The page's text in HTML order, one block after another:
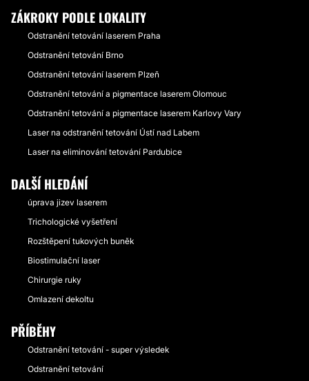
ZÁKROKY PODLE LOKALITY
Odstranění tetování laserem Praha
Odstranění tetování Brno
Odstranění tetování laserem Plzeň
Odstranění tetování a pigmentace laserem Olomouc
Odstranění tetování a pigmentace laserem Karlovy Vary
Laser na odstranění tetování Ústí nad Labem
Laser na eliminování tetování Pardubice
DALŠÍ HLEDÁNÍ
úprava jizev laserem
Trichologické vyšetření
Rozštěpení tukových buněk
Biostimulační laser
Chirurgie ruky
Omlazení dekoltu
PŘÍBĚHY
Odstranění tetování - super výsledek
Odstranění tetování